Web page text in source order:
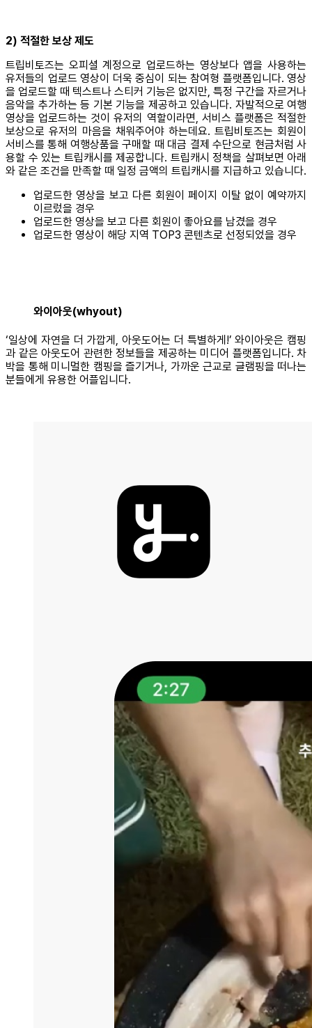
2) 적절한 보상 제도
트립비토즈는 오피셜 계정으로 업로드하는 영상보다 앱을 사용하는
유저들의 업로드 영상이 더욱 중심이 되는 참여형 플랫폼입니다. 영상
을 업로드할 때 텍스트나 스티커 기능은 없지만, 특정 구간을 자르거나
음악을 추가하는 등 기본 기능을 제공하고 있습니다. 자발적으로 여행
영상을 업로드하는 것이 유저의 역할이라면, 서비스 플랫폼은 적절한
보상으로 유저의 마음을 채워주어야 하는데요. 트립비토즈는 회원이
서비스를 통해 여행상품을 구매할 때 대금 결제 수단으로 현금처럼 사
용할 수 있는 트립캐시를 제공합니다. 트립캐시 정책을 살펴보면 아래
와 같은 조건을 만족할 때 일정 금액의 트립캐시를 지급하고 있습니다.
업로드한 영상을 보고 다른 회원이 페이지 이탈 없이 예약까지
이르렀을 경우
업로드한 영상을 보고 다른 회원이 좋아요를 남겼을 경우
업로드한 영상이 해당 지역 TOP3 콘텐츠로 선정되었을 경우
와이아웃(whyout)
‘일상에 자연을 더 가깝게, 아웃도어는 더 특별하게!’ 와이아웃은 캠핑
과 같은 아웃도어 관련한 정보들을 제공하는 미디어 플랫폼입니다. 차
박을 통해 미니멀한 캠핑을 즐기거나, 가까운 근교로 글램핑을 떠나는
분들에게 유용한 어플입니다.